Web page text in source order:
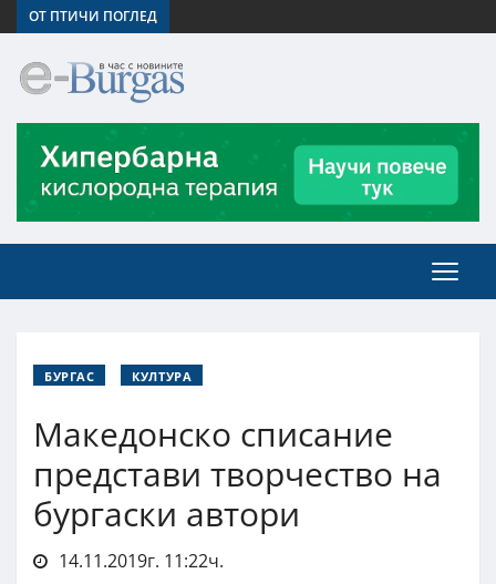
ОТ ПТИЧИ ПОГЛЕД
БУРГАС КУЛТУРА
Македонско списание
представи творчество на
бургаски автори
14.11.2019г. 11:22ч.